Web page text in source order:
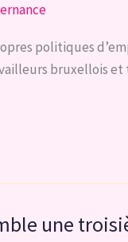
politiques
bruxellois
une